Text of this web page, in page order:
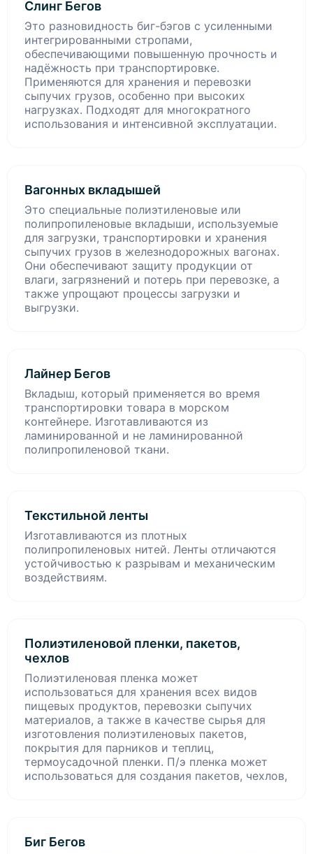
Слинг Бегов
Это разновидность биг-бэгов с усиленными
интегрированными стропами,
обеспечивающими повышенную прочность и
надёжность при транспортировке.
Применяются для хранения и перевозки
сыпучих грузов, особенно при высоких
нагрузках. Подходят для многократного
использования и интенсивной эксплуатации.
Вагонных вкладышей
Это специальные полиэтиленовые или
полипропиленовые вкладыши, используемые
для загрузки, транспортировки и хранения
сыпучих грузов в железнодорожных вагонах.
Они обеспечивают защиту продукции от
влаги, загрязнений и потерь при перевозке, а
также упрощают процессы загрузки и
выгрузки.
Лайнер Бегов
Вкладыш, который применяется во время
транспортировки товара в морском
контейнере. Изготавливаются из
ламинированной и не ламинированной
полипропиленовой ткани.
Текстильной ленты
Изготавливаются из плотных
полипропиленовых нитей. Ленты отличаются
устойчивостью к разрывам и механическим
воздействиям.
Полиэтиленовой пленки, пакетов,
чехлов
Полиэтиленовая пленка может
использоваться для хранения всех видов
пищевых продуктов, перевозки сыпучих
материалов, а также в качестве сырья для
изготовления полиэтиленовых пакетов,
покрытия для парников и теплиц,
термоусадочной пленки. П/э пленка может
использоваться для создания пакетов, чехлов,
Биг Бегов